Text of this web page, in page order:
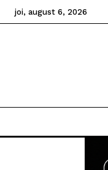
joi, august 6, 2026